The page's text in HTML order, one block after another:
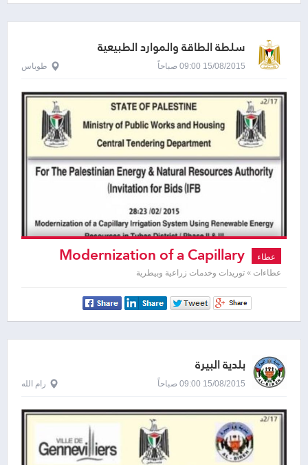
سلطة الطاقة والموارد الطبيعية
15/08/2015 09:00 صباحاً طوباس
عطاء Modernization of a Capillary
Irrigation System Using Renewable
Energy Resources
عطاءات » توريدات وخدمات زراعية وبيطرية
بلدية البيرة
15/08/2015 09:00 صباحاً رام الله